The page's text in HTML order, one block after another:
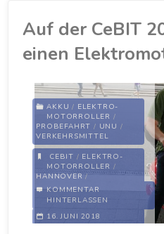
E-
Auto"
Auf der CeBIT
einen
AKKU / ELEKTRO-
MOTORROLLER /
PROBEFAHRT / UNU /
VERKEHRSMITTEL
CEBIT / ELEKTRO-
MOTORROLLER /
HANNOVER/
MOTRORROLLER
PROBEFAHRT/UNU
16. JUNI 2018
KOMMENTAR
HINTERLASSEN